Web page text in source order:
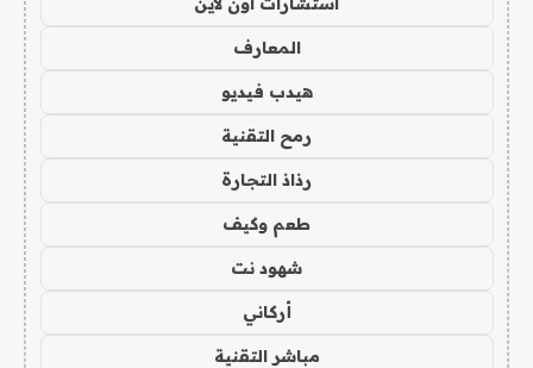
المعارف
هيدب فيديو
رمح التقنية
رذاذ التجارة
طعم وكيف
شهود نت
أركاني
مباشر التقنية